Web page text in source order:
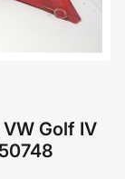
Golf IV